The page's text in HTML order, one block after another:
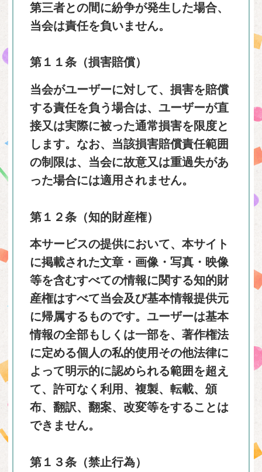
第三者との間に紛争が発生した場合、
当会は責任を負いません。
第１１条（損害賠償）
当会がユーザーに対して、損害を賠償
する責任を負う場合は、ユーザーが直
接又は実際に被った通常損害を限度と
します。なお、当該損害賠償責任範囲
の制限は、当会に故意又は重過失があ
った場合には適用されません。
第１２条（知的財産権）
本サービスの提供において、本サイト
に掲載された文章・画像・写真・映像
等を含むすべての情報に関する知的財
産権はすべて当会及び基本情報提供元
に帰属するものです。ユーザーは基本
情報の全部もしくは一部を、著作権法
に定める個人の私的使用その他法律に
よって明示的に認められる範囲を超え
て、許可なく利用、複製、転載、頒
布、翻訳、翻案、改変等をすることは
できません。
第１３条（禁止行為）